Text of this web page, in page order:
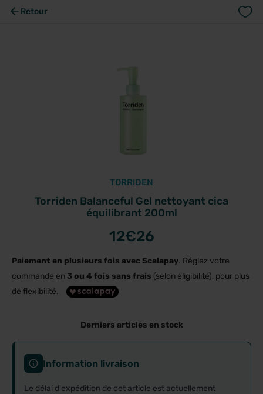
Retour
TORRIDEN
Torriden Balanceful Gel nettoyant cica
équilibrant 200ml
12€26
Paiement en plusieurs fois avec Scalapay. Réglez votre
commande en 3 ou 4 fois sans frais (selon éligibilité), pour plus
de flexibilité.
Derniers articles en stock
Information livraison
Le délai d'expédition de cet article est actuellement